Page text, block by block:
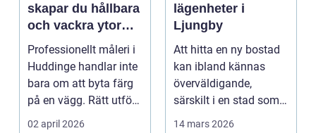
skapar du hållbara
och vackra ytor
hemma
Professionellt måleri i
Huddinge handlar inte
bara om att byta färg
på en vägg. Rätt utfört
arbete s...
02 april 2026
lägenheter i
Ljungby
Att hitta en ny bostad
kan ibland kännas
överväldigande,
särskilt i en stad som
...
14 mars 2026